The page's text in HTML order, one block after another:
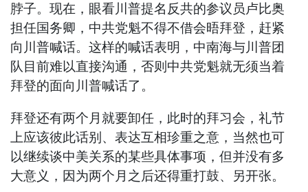
脖子。现在，眼看川普提名反共的参议员卢比奥
担任国务卿，中共党魁不得不借会晤拜登，赶紧
向川普喊话。这样的喊话表明，中南海与川普团
队目前难以直接沟通，否则中共党魁就无须当着
拜登的面向川普喊话了。
拜登还有两个月就要卸任，此时的拜习会，礼节
上应该彼此话别、表达互相珍重之意，当然也可
以继续谈中美关系的某些具体事项，但并没有多
大意义，因为两个月之后还得重打鼓、另开张。